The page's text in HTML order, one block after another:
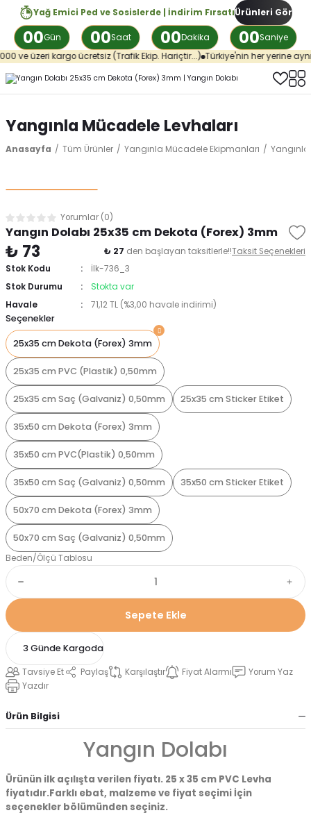
Yağ Emici Ped ve Sosislerde | İndirim Fırsatı
00Gün 00Saat 00Dakika 00Saniye
Ürünleri Gör
kargo ücretsiz (Trafik Ekip. Hariçtir...) Türkiye'nin her yerine aynı günde
Yangınla Mücadele Levhaları
Anasayfa Tüm Ürünler Yangınla Mücadele Ekipmanları
Yorumlar (0)
Yangın Dolabı 25x35 cm Dekota (Forex) 3mm
₺ 73 ₺ 27 den başlayan taksitlerle!!Taksit Seçenekleri
Stok Kodu
İlk-736_3
Stok Durumu
Stokta var
Havale
71,12 TL (%3,00 havale indirimi)
Seçenekler
25x35 cm Dekota (Forex) 3mm
25x35 cm PVC (Plastik) 0,50mm
25x35 cm Saç (Galvaniz) 0,50mm 25x35 cm Sticker Etiket
35x50 cm Dekota (Forex) 3mm
35x50 cm PVC(Plastik) 0,50mm
35x50 cm Saç (Galvaniz) 0,50mm 35x50 cm Sticker Etiket
50x70 cm Dekota (Forex) 3mm
50x70 cm Saç (Galvaniz) 0,50mm
Beden/Ölçü Tablosu
Sepete Ekle
3 Günde Kargoda
Tavsiye Et Paylaş Karşılaştır Fiyat Alarmı
Yorum Yaz
Yazdır
Ürün Bilgisi
Yangın Dolabı
Ürünün ilk açılışta verilen fiyatı. 25 x 35 cm PVC Levha
fiyatıdır.Farklı ebat, malzeme ve fiyat seçimi İçin
seçenekler bölümünden seçiniz.